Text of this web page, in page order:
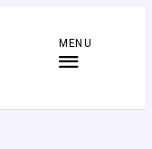
MENU